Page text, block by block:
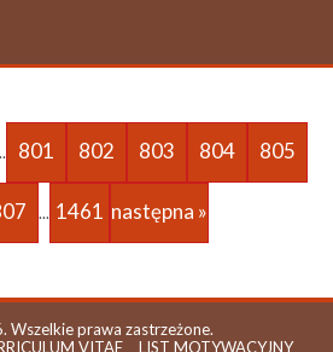
801 802 803 804 805
... 1461 następna »
Wszelkie prawa zastrzeżone.
VITAE LIST MOTYWACYJNY